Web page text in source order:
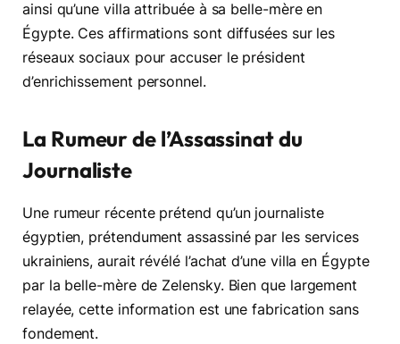
ainsi qu’une villa attribuée à sa belle-mère en
Égypte. Ces affirmations sont diffusées sur les
réseaux sociaux pour accuser le président
d’enrichissement personnel.
La Rumeur de l’Assassinat du
Journaliste
Une rumeur récente prétend qu’un journaliste
égyptien, prétendument assassiné par les services
ukrainiens, aurait révélé l’achat d’une villa en Égypte
par la belle-mère de Zelensky. Bien que largement
relayée, cette information est une fabrication sans
fondement.